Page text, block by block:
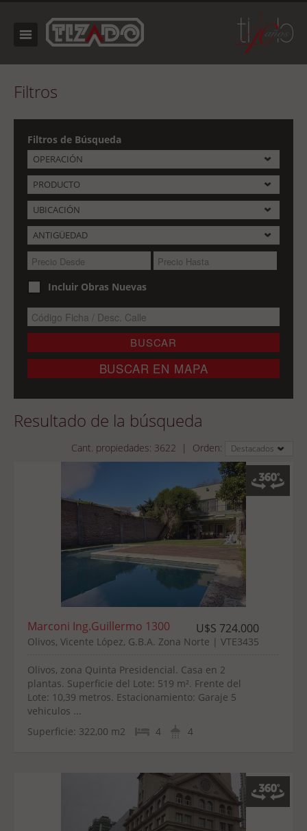
Resultado de la búsqueda
Cant. propiedades: 3622 | Orden: Destacados
Marconi Ing.Guillermo 1300 U$S 724.000
Olivos, Vicente López, G.B.A. Zona Norte | VTE3435
Olivos, zona Quinta Presidencial. Casa en 2
plantas. Superficie del Lote: 519 m². Frente del
Lote: 10,39 metros. Estacionamiento: Garaje 5
vehiculos ...
Superficie: 322,00 m2 4 4
Filtros
Filtros de Búsqueda
OPERACIÓN
PRODUCTO
UBICACIÓN
ANTIGÜEDAD
Incluir Obras Nuevas